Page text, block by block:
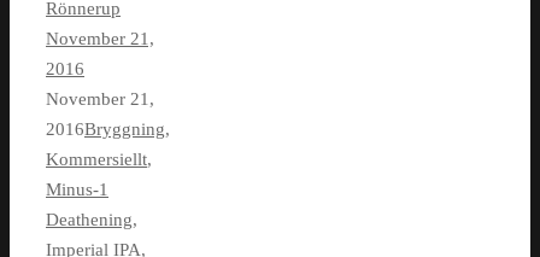
Rönnerup
November 21,
2016
November 21,
2016Bryggning,
Kommersiellt,
Minus-1
Deathening,
Imperial IPA,